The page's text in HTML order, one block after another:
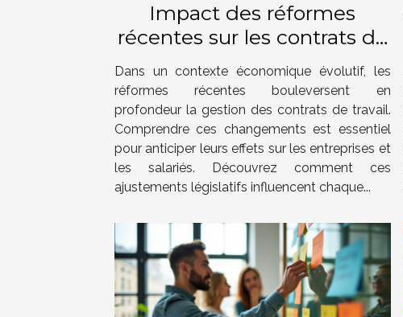
Impact des réformes
récentes sur les contrats de
travail ?
Dans un contexte économique évolutif, les
réformes récentes bouleversent en
profondeur la gestion des contrats de travail.
Comprendre ces changements est essentiel
pour anticiper leurs effets sur les entreprises et
les salariés. Découvrez comment ces
ajustements législatifs influencent chaque...